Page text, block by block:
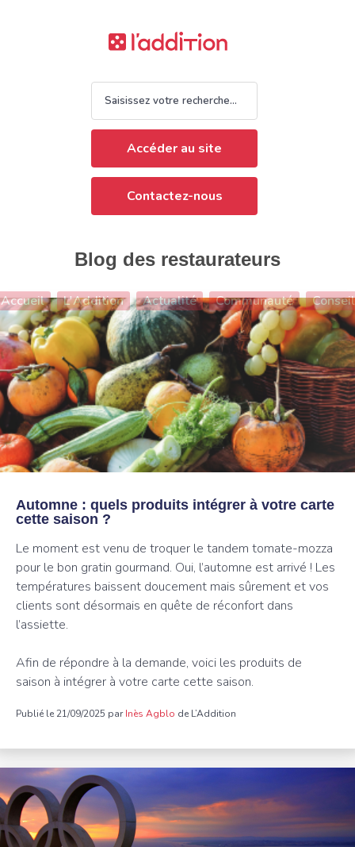
Accéder au site
Contactez-nous
Blog des restaurateurs
Accueil L'Addition Actualité Communauté Conseil
Automne : quels produits intégrer à votre carte
cette saison ?
Le moment est venu de troquer le tandem tomate-mozza
pour le bon gratin gourmand. Oui, l’automne est arrivé ! Les
températures baissent doucement mais sûrement et vos
clients sont désormais en quête de réconfort dans
l’assiette.
Afin de répondre à la demande, voici les produits de
saison à intégrer à votre carte cette saison.
Publié le 21/09/2025 parInès Agblo de L’Addition